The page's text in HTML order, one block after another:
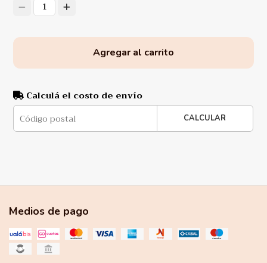
1
Agregar al carrito
Calculá el costo de envío
CALCULAR
Medios de pago